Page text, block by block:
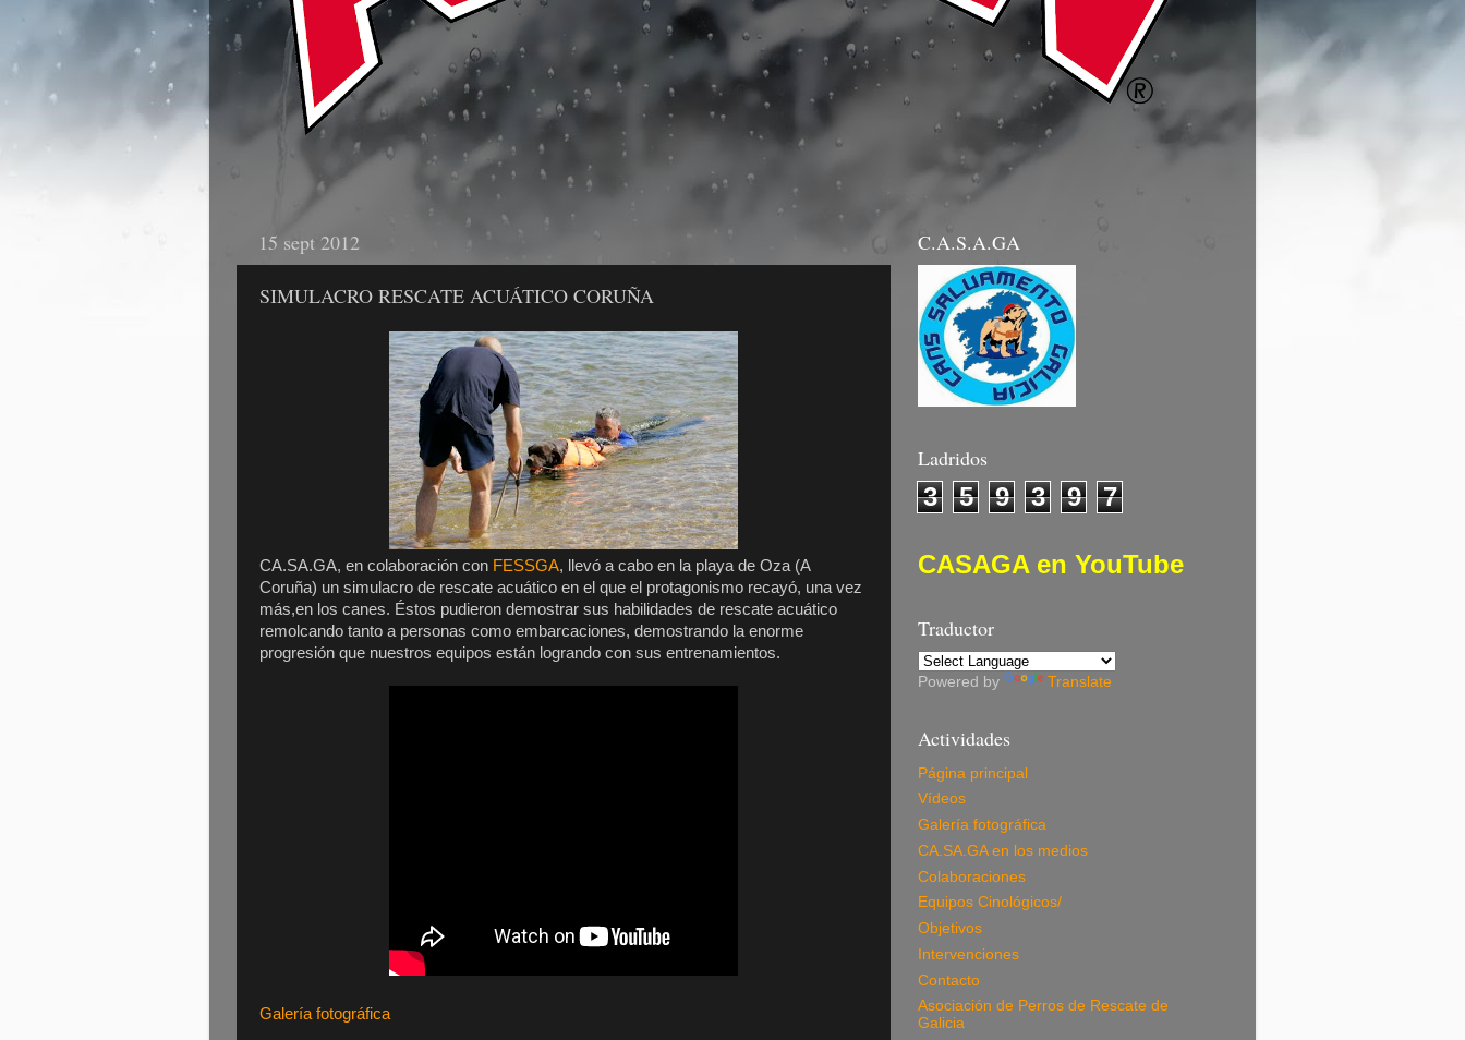
15 sept 2012
SIMULACRO RESCATE ACUÁTICO CORUÑA
CA.SA.GA, en colaboración con FESSGA, llevó a cabo en la playa de Oza (A
Coruña) un simulacro de rescate acuático en el que el protagonismo recayó, una vez
más,en los canes. Éstos pudieron demostrar sus habilidades de rescate acuático
remolcando tanto a personas como embarcaciones, demostrando la enorme
progresión que nuestros equipos están logrando con sus entrenamientos.
Galería fotográfica
C.A.S.A.GA
Ladridos
3 5 9 3 9 7
CASAGA en YouTube
Traductor
Powered by Translate
Actividades
Página principal
Vídeos
Galería fotográfica
CA.SA.GA en los medios
Colaboraciones
Equipos Cinológicos/
Objetivos
Intervenciones
Contacto
Asociación de Perros de Rescate de
Galicia